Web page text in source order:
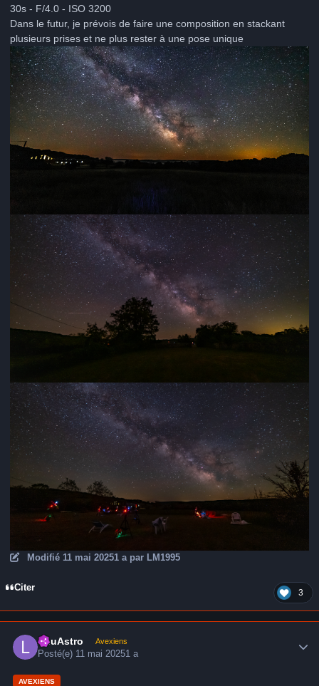
30s - F/4.0 - ISO 3200
Dans le futur, je prévois de faire une composition en stackant
plusieurs prises et ne plus rester à une pose unique
Modifié 11 mai 20251 apar LM1995
Citer 3
LduAstro Avexiens
Posté(e) 11 mai 20251 a
AVEXIENS